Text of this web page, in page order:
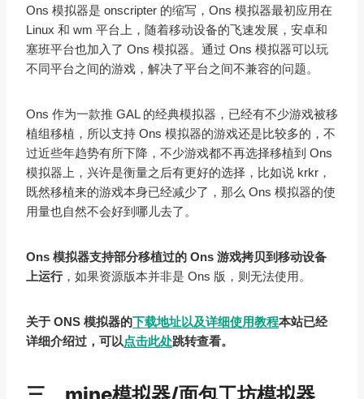
Ons 模拟器是 onscripter 的缩写，Ons 模拟器最初应用在
Linux 和 wm 平台上，随着移动设备的飞速发展，安卓和
塞班平台也加入了 Ons 模拟器。通过 Ons 模拟器可以玩
不同平台之间的游戏，解决了平台之间不兼容的问题。
Ons 作为一款推 GAL 的经典模拟器，已经有不少游戏被移
植组移植，所以支持 Ons 模拟器的游戏还是比较多的，不
过近些年趋势有所下降，不少游戏都不再选择移植到 Ons
模拟器上，兴许是衡量之后有更好的选择，比如说 krkr，
既然移植来的游戏本身已经减少了，那么 Ons 模拟器的使
用量也自然不会好到哪儿去了。
Ons 模拟器支持部分移植过的 Ons 游戏拷贝到移动设备
上运行，如果资源版本并非是 Ons 版，则无法使用。
关于 ONS 模拟器的下载地址以及详细使用教程本站已经
详细介绍过，可以点击此处跳转查看。